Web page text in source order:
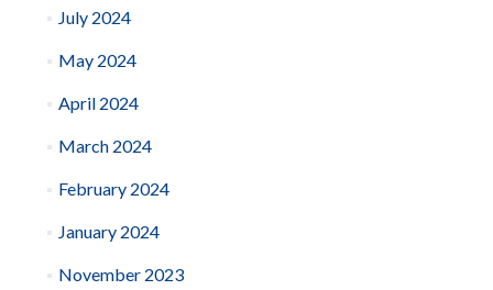
July 2024
May 2024
April 2024
March 2024
February 2024
January 2024
November 2023